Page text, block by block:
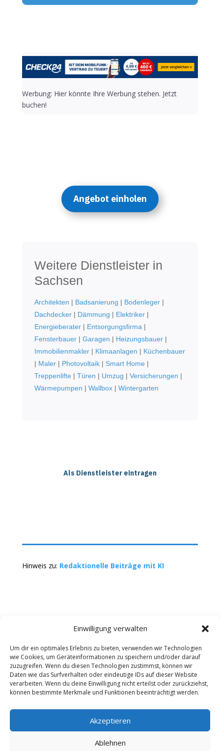
Einwilligung verwalten
Um dir ein optimales Erlebnis zu bieten, verwenden wir Technologien
wie Cookies, um Geräteinformationen zu speichern und/oder darauf
zuzugreifen. Wenn du diesen Technologien zustimmst, können wir
Daten wie das Surfverhalten oder eindeutige IDs auf dieser Website
verarbeiten. Wenn du deine Einwilligung nicht erteilst oder zurückziehst,
können bestimmte Merkmale und Funktionen beeinträchtigt werden.
Akzeptieren
Ablehnen
Werbung: Hier könnte Ihre Werbung stehen. Jetzt
buchen!
Angebot einholen
Weitere Dienstleister in
Sachsen
Architekten | Badsanierung | Bodenleger|
Dachdecker| Dämmung | Elektriker|
Energieberater| Entsorgungsfirma |
Fensterbauer| Garagen | Heizungsbauer|
Immobilienmakler| Klimaanlagen | Küchenbauer
| Maler| Photovoltaik| Smart Home|
Treppenlifte| Türen | Umzug | Versicherungen |
Wärmepumpen | Wallbox| Wintergarten
Als Dienstleister eintragen
Hinweis zu: Redaktionelle Beiträge mit KI
Kontakt Impressum
Datenschutz
Werbung buchen
AGB
Copyright 2025-2026 | Web24 Consulting AVO UG |
Alle Rechte vorbehalten *Werbehinweis: Die ist ein
Portal mit Infos zu Dienstleistern und Fachbetrieben
sowie einem Anbieterverzeichnis. Wenn Sie bei den
Werbepartnern ein Angebot anfordern oder etwas